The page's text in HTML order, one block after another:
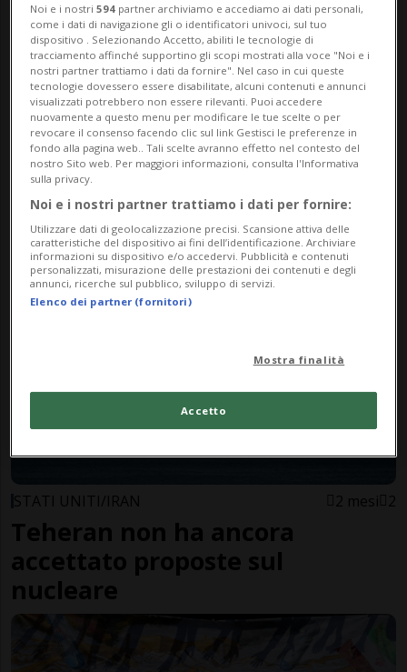
MEDIO ORIENTE 3 sett
L'Iran pone fine agli impegni
presi con gli Stati Uniti
STATI UNITI/IRAN 2 mesi 2
Teheran non ha ancora
accettato proposte sul
nucleare
Noi e i nostri594 partner archiviamo e accediamo ai dati personali,
come i dati di navigazione gli o identificatori univoci, sul tuo
dispositivo . Selezionando Accetto, abiliti le tecnologie di
tracciamento affinché supportino gli scopi mostrati alla voce "Noi e i
nostri partner trattiamo i dati da fornire". Nel caso in cui queste
tecnologie dovessero essere disabilitate, alcuni contenuti e annunci
visualizzati potrebbero non essere rilevanti. Puoi accedere
nuovamente a questo menu per modificare le tue scelte o per
revocare il consenso facendo clic sul link Gestisci le preferenze in
fondo alla pagina web.. Tali scelte avranno effetto nel contesto del
nostro Sito web. Per maggiori informazioni, consulta l'Informativa
sulla privacy.
Noi e i nostri partner trattiamo i dati per fornire:
Utilizzare dati di geolocalizzazione precisi. Scansione attiva delle
caratteristiche del dispositivo ai fini dell’identificazione. Archiviare
informazioni su dispositivo e/o accedervi. Pubblicità e contenuti
personalizzati, misurazione delle prestazioni dei contenuti e degli
annunci, ricerche sul pubblico, sviluppo di servizi.
Elenco dei partner (fornitori)
Mostra finalità
Accetto